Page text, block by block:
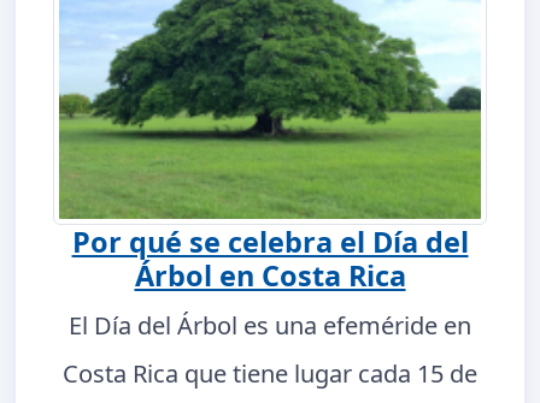
Por qué se celebra el Día del
Árbol en Costa Rica
El Día del Árbol es una efeméride en
Costa Rica que tiene lugar cada 15 de